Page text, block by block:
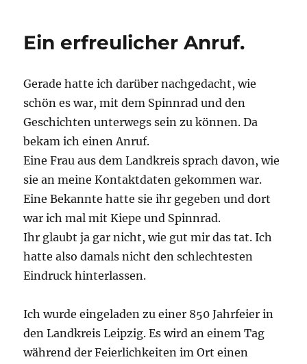
Ein erfreulicher Anruf.
Gerade hatte ich darüber nachgedacht, wie
schön es war, mit dem Spinnrad und den
Geschichten unterwegs sein zu können. Da
bekam ich einen Anruf.
Eine Frau aus dem Landkreis sprach davon, wie
sie an meine Kontaktdaten gekommen war.
Eine Bekannte hatte sie ihr gegeben und dort
war ich mal mit Kiepe und Spinnrad.
Ihr glaubt ja gar nicht, wie gut mir das tat. Ich
hatte also damals nicht den schlechtesten
Eindruck hinterlassen.
Ich wurde eingeladen zu einer 850 Jahrfeier in
den Landkreis Leipzig. Es wird an einem Tag
während der Feierlichkeiten im Ort einen